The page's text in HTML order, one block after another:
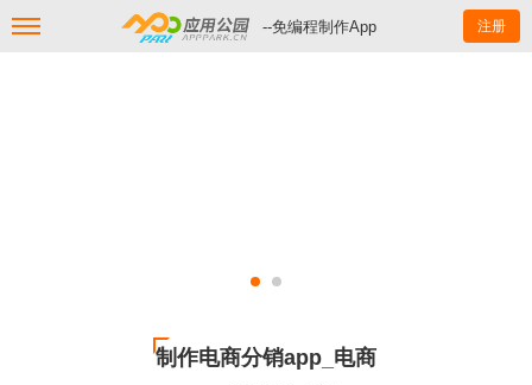
--免编程制作App 注册
制作电商分销app_电商